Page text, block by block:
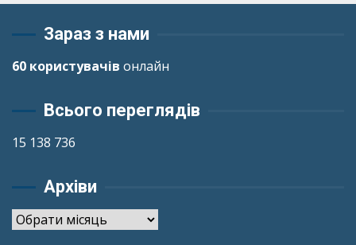
Зараз з нами
60 користувачів онлайн
Всього переглядів
15 138 736
Архіви
Архіви